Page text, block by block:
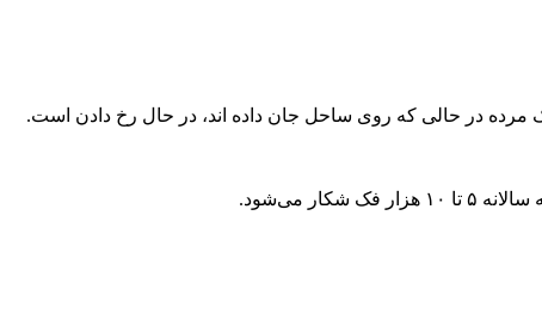
مرده در حالی که روی ساحل جان داده اند، در حال رخ دادن است.